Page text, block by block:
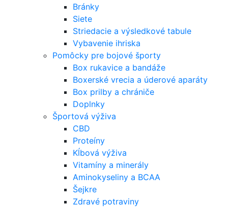
Bránky
Siete
Striedacie a výsledkové tabule
Vybavenie ihriska
Pomôcky pre bojové športy
Box rukavice a bandáže
Boxerské vrecia a úderové aparáty
Box prilby a chrániče
Doplnky
Športová výživa
CBD
Proteíny
Kĺbová výživa
Vitamíny a minerály
Aminokyseliny a BCAA
Šejkre
Zdravé potraviny